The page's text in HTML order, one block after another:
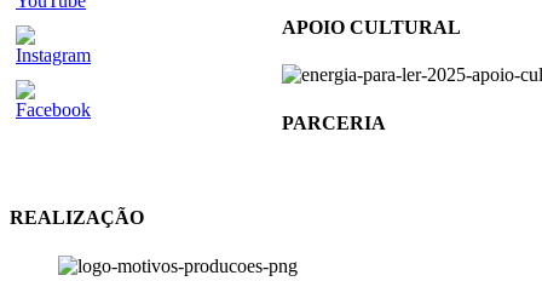
APOIO CULTURAL
PARCERIA
REALIZAÇÃO